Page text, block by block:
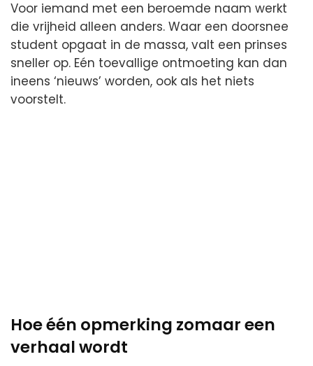
Voor iemand met een beroemde naam werkt
die vrijheid alleen anders. Waar een doorsnee
student opgaat in de massa, valt een prinses
sneller op. Eén toevallige ontmoeting kan dan
ineens ‘nieuws’ worden, ook als het niets
voorstelt.
Hoe één opmerking zomaar een
verhaal wordt